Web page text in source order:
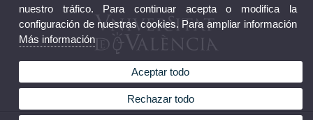
Departamento de Psicolobiología
nuestro tráfico. Para continuar acepta o modifica la
configuración de nuestras cookies. Para ampliar información
Más información
Aceptar todo
Rechazar todo